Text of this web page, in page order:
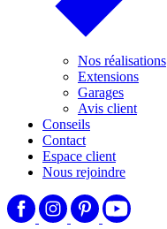
Nos réalisations
Extensions
Garages
Avis client
Conseils
Contact
Espace client
Nous rejoindre